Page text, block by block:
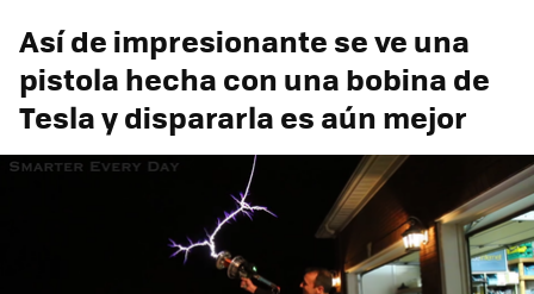
Así de impresionante se ve una
pistola hecha con una bobina de
Tesla y dispararla es aún mejor